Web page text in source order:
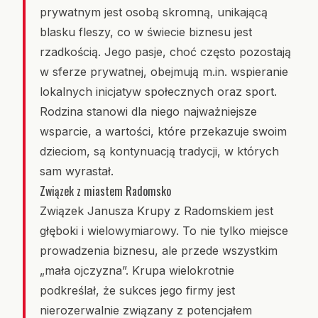
prywatnym jest osobą skromną, unikającą
blasku fleszy, co w świecie biznesu jest
rzadkością. Jego pasje, choć często pozostają
w sferze prywatnej, obejmują m.in. wspieranie
lokalnych inicjatyw społecznych oraz sport.
Rodzina stanowi dla niego najważniejsze
wsparcie, a wartości, które przekazuje swoim
dzieciom, są kontynuacją tradycji, w których
sam wyrastał.
Związek z miastem Radomsko
Związek Janusza Krupy z Radomskiem jest
głęboki i wielowymiarowy. To nie tylko miejsce
prowadzenia biznesu, ale przede wszystkim
„mała ojczyzna”. Krupa wielokrotnie
podkreślał, że sukces jego firmy jest
nierozerwalnie związany z potencjałem